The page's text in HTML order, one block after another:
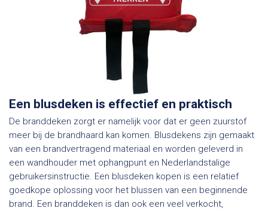
Een blusdeken is effectief en praktisch
De branddeken zorgt er namelijk voor dat er geen zuurstof
meer bij de brandhaard kan komen. Blusdekens zijn gemaakt
van een brandvertragend materiaal en worden geleverd in
een wandhouder met ophangpunt en Nederlandstalige
gebruikersinstructie. Een blusdeken kopen is een relatief
goedkope oplossing voor het blussen van een beginnende
brand. Een branddeken is dan ook een veel verkocht,